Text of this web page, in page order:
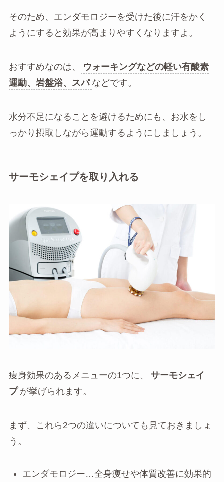
そのため、エンダモロジーを受けた後に汗をかく
ようにすると効果が高まりやすくなりますよ。
おすすめなのは、
ウォーキングなどの軽い有酸素
運動、岩盤浴、スパ などです。
水分不足になることを避けるためにも、お水をし
っかり摂取しながら運動するようにしましょう。
サーモシェイプを取り入れる
痩身効果のあるメニューの1つに、
サーモシェイ
プ が挙げられます。
まず、これら2つの違いについても見ておきましょ
う。
エンダモロジー…全身痩せや体質改善に効果的